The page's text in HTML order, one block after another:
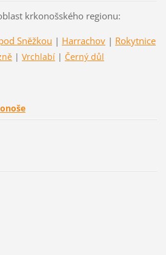
krkonošského regionu:
Sněžkou | Harrachov| Rokytnice
| Vrchlabí| Černý důl